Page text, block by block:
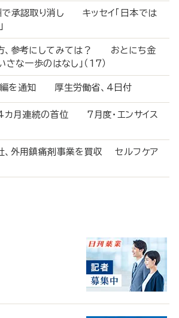
で承認取り消し キッセイ「日本では
方、参考にしてみては？ おとにち金
な一歩のはなし」（17）
編を通知 厚生労働省、4日付
カ月連続の首位 7月度・エンサイス
、外用鎮痛剤事業を買収 セルフケア